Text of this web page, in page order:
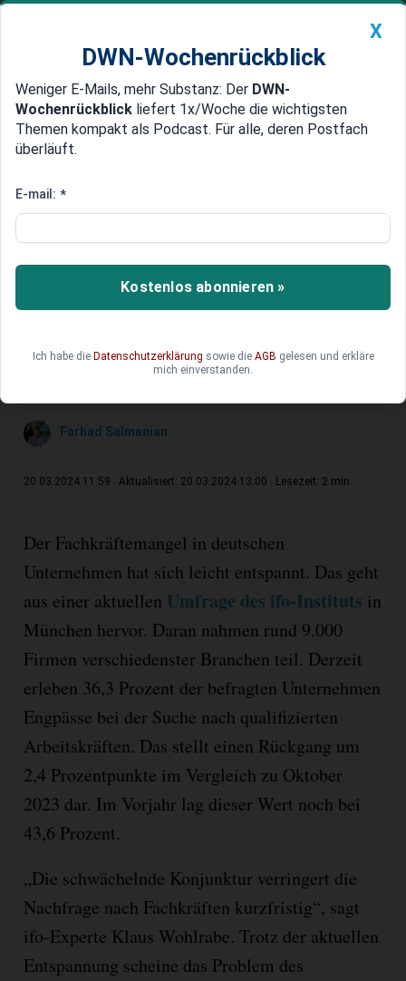
Newsticker MEIN DWN: Geldanlage Premium
Edelmetalle DWN-Magazin China
Ifo-Institut: Fachkräftemangel
Laut Experten vom ifo-Institut ist der
Fachkräftemangel in Deutschland zuletzt leicht
gesunken. Der Dienstleistungssektor leidet
verschärft aktuell die Situation.
Farhad Salmanian
20.03.2024 11:59 Aktualisiert: 20.03.2024 13:00 Lesezeit: 2 min
Der Fachkräftemangel in deutschen
Unternehmen hat sich leicht entspannt. Das geht
aus einer aktuellen Umfrage des ifo-Instituts in
München hervor. Daran nahmen rund 9.000
Firmen verschiedenster Branchen teil. Derzeit
erleben 36,3 Prozent der befragten Unternehmen
Engpässe bei der Suche nach qualifizierten
Arbeitskräften. Das stellt einen Rückgang um
2,4 Prozentpunkte im Vergleich zu Oktober
2023 dar. Im Vorjahr lag dieser Wert noch bei
43,6 Prozent.
„Die schwächelnde Konjunktur verringert die
Nachfrage nach Fachkräften kurzfristig“, sagt
ifo-Experte Klaus Wohlrabe. Trotz der aktuellen
Entspannung scheine das Problem des
X
DWN-Wochenrückblick
Weniger E-Mails, mehr Substanz: Der DWN-
Wochenrückblick liefert 1x/Woche die wichtigsten
Themen kompakt als Podcast. Für alle, deren Postfach
überläuft.
E-mail: *
Kostenlos abonnieren »
Ich habe die Datenschutzerklärung sowie die AGB gelesen und erkläre
mich einverstanden.